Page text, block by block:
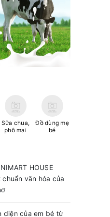
Sữa chua,
phô mai
Đồ dùng mẹ
bé
HOUSE
văn hóa của
diện của em bé từ